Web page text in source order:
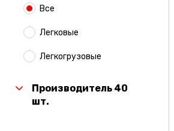
Все
Легковые
Легкогрузовые
Производитель 40
шт.